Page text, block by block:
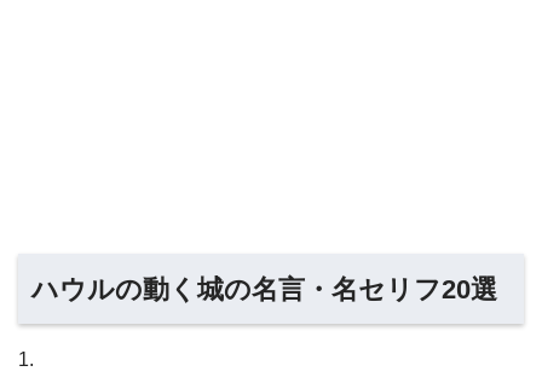
ハウルの動く城の名言・名セリフ20選
1.